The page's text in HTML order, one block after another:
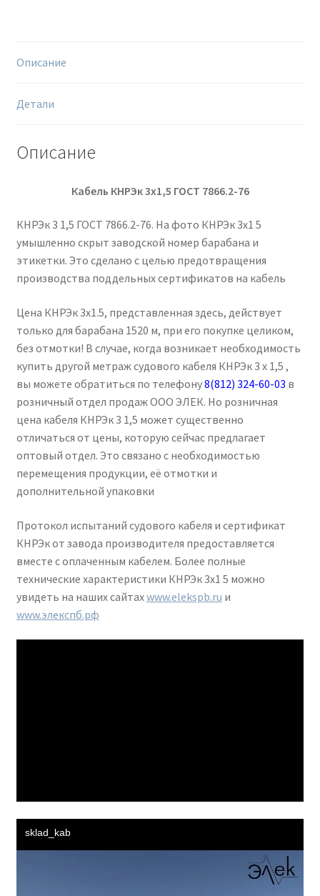
Описание
Детали
Описание
Кабель КНРЭк 3х1,5 ГОСТ 7866.2-76
КНРЭк 3 1,5 ГОСТ 7866.2-76. На фото КНРЭк 3х1 5
умышленно скрыт заводской номер барабана и
этикетки. Это сделано с целью предотвращения
производства поддельных сертификатов на кабель
Цена КНРЭк 3х1.5, представленная здесь, действует
только для барабана 1520 м, при его покупке целиком,
без отмотки! В случае, когда возникает необходимость
купить другой метраж судового кабеля КНРЭк 3 х 1,5 ,
вы можете обратиться по телефону8(812) 324-60-03 в
розничный отдел продаж ООО ЭЛЕК. Но розничная
цена кабеля КНРЭк 3 1,5 может существенно
отличаться от цены, которую сейчас предлагает
оптовый отдел. Это связано с необходимостью
перемещения продукции, её отмотки и
дополнительной упаковки
Протокол испытаний судового кабеля и сертификат
КНРЭк от завода производителя предоставляется
вместе с оплаченным кабелем. Более полные
технические характеристики КНРЭк 3х1 5 можно
увидеть на наших сайтахwww.elekspb.ru и
www.элекспб.рф